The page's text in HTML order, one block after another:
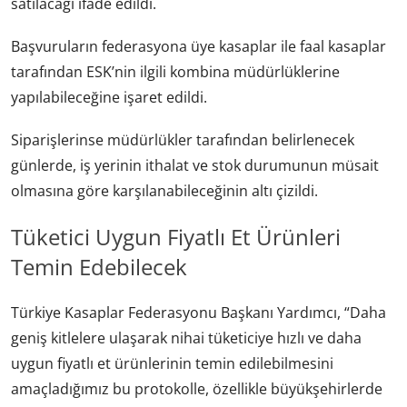
Başvuruların federasyona üye kasaplar ile faal kasaplar
tarafından ESK’nin ilgili kombina müdürlüklerine
yapılabileceğine işaret edildi.
Siparişlerinse müdürlükler tarafından belirlenecek
günlerde, iş yerinin ithalat ve stok durumunun müsait
olmasına göre karşılanabileceğinin altı çizildi.
Tüketici Uygun Fiyatlı Et Ürünleri
Temin Edebilecek
Türkiye Kasaplar Federasyonu Başkanı Yardımcı, “Daha
geniş kitlelere ulaşarak nihai tüketiciye hızlı ve daha
uygun fiyatlı et ürünlerinin temin edilebilmesini
amaçladığımız bu protokolle, özellikle büyükşehirlerde